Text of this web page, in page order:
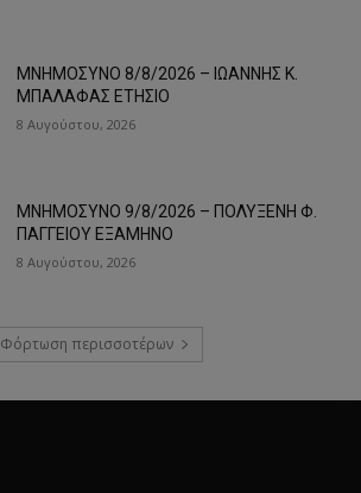
ΜΝΗΜΟΣΥΝΟ 8/8/2026 – ΙΩΑΝΝΗΣ Κ.
ΜΠΑΛΑΦΑΣ ΕΤΗΣΙΟ
8 Αυγούστου, 2026
ΜΝΗΜΟΣΥΝΟ 9/8/2026 – ΠΟΛΥΞΕΝΗ Φ.
ΠΑΓΓΕΙΟΥ ΕΞΑΜΗΝΟ
8 Αυγούστου, 2026
Φόρτωση περισσοτέρων